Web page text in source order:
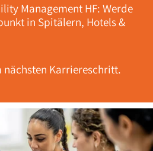
Management HF: Werde
in Spitälern, Hotels &
nächsten Karriereschritt.